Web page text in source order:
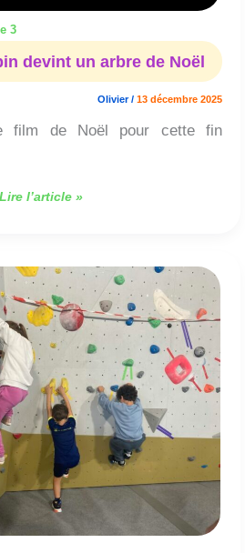
3
devint un arbre de Noël
Olivier/ 13 décembre 2025
film de Noël pour cette fin
Lire l’article »
Les
CP
l’escalade